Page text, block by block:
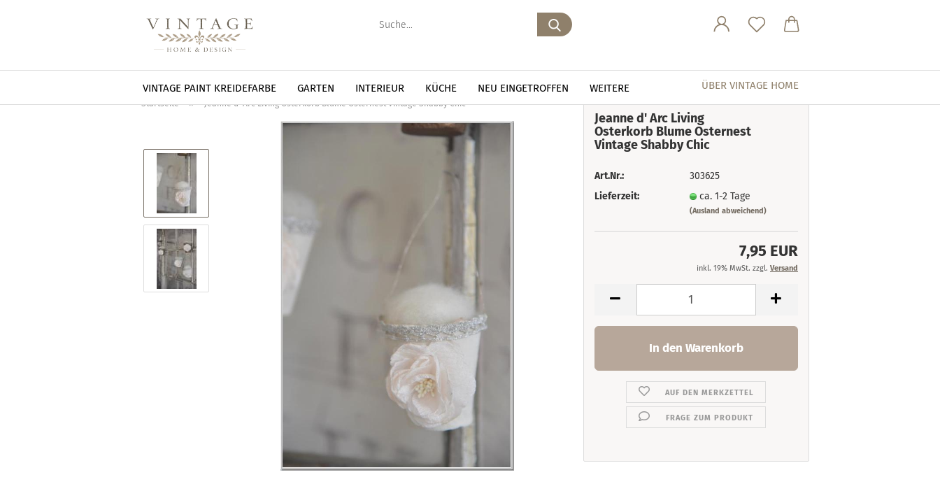
Suche...
VINTAGE PAINT KREIDEFARBE GARTEN INTERIEUR KÜCHE NEU EINGETROFFEN ÜBER VINTAGE HOME
WEITERE
Startseite » Jeanne d' Arc Living Osterkorb Blume Osternest Vintage Shabby Chic
Jeanne d' Arc Living
Osterkorb Blume Osternest
Vintage Shabby Chic
Art.Nr.:
303625
Lieferzeit:
ca. 1-2 Tage
(Ausland abweichend)
7,95 EUR
inkl. 19% MwSt. zzgl. Versand
AUF DEN MERKZETTEL
FRAGE ZUM PRODUKT